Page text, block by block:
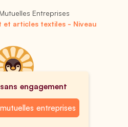
Mutuelles Entreprises
et articles textiles - Niveau
engagement
entreprises